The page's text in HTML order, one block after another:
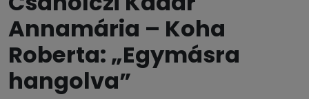
Annamária – Koha
Roberta: „Egymásra
hangolva”